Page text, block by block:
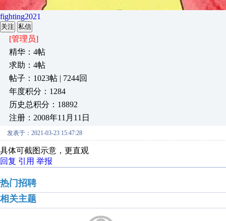
fighting2021
关注 私信
[管理员]
精华：4帖
求助：4帖
帖子：1023帖 | 7244回
年度积分：1284
历史总积分：18892
注册：2008年11月11日
发表于：2021-03-23 15:47:28
具体可截图示意，更直观
回复 引用 举报
热门招聘
相关主题